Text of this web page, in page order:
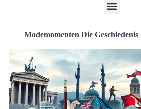
Modemomenten Die